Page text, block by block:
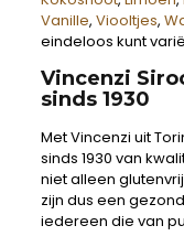
Vanille, Viooltjes,
eindeloos kunt
Vincenzi
sinds 1930
Met Vincenzi uit
sinds 1930 van
niet alleen
zijn dus een
iedereen die van